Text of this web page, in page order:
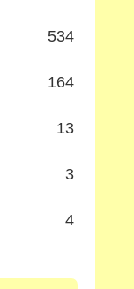
534
164
13
3
4